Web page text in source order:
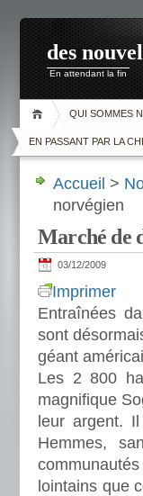
des
En attendant la fin
QUI SOMMES
EN PASSANT PAR LA
Accueil >
norvégien
Marché de
03/12/2009
Imprimer
Entraînées
sont
géant
Les 2 800
magnifique
leur argent.
Hemmes,
lointains que